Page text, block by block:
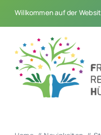
Willkommen auf der